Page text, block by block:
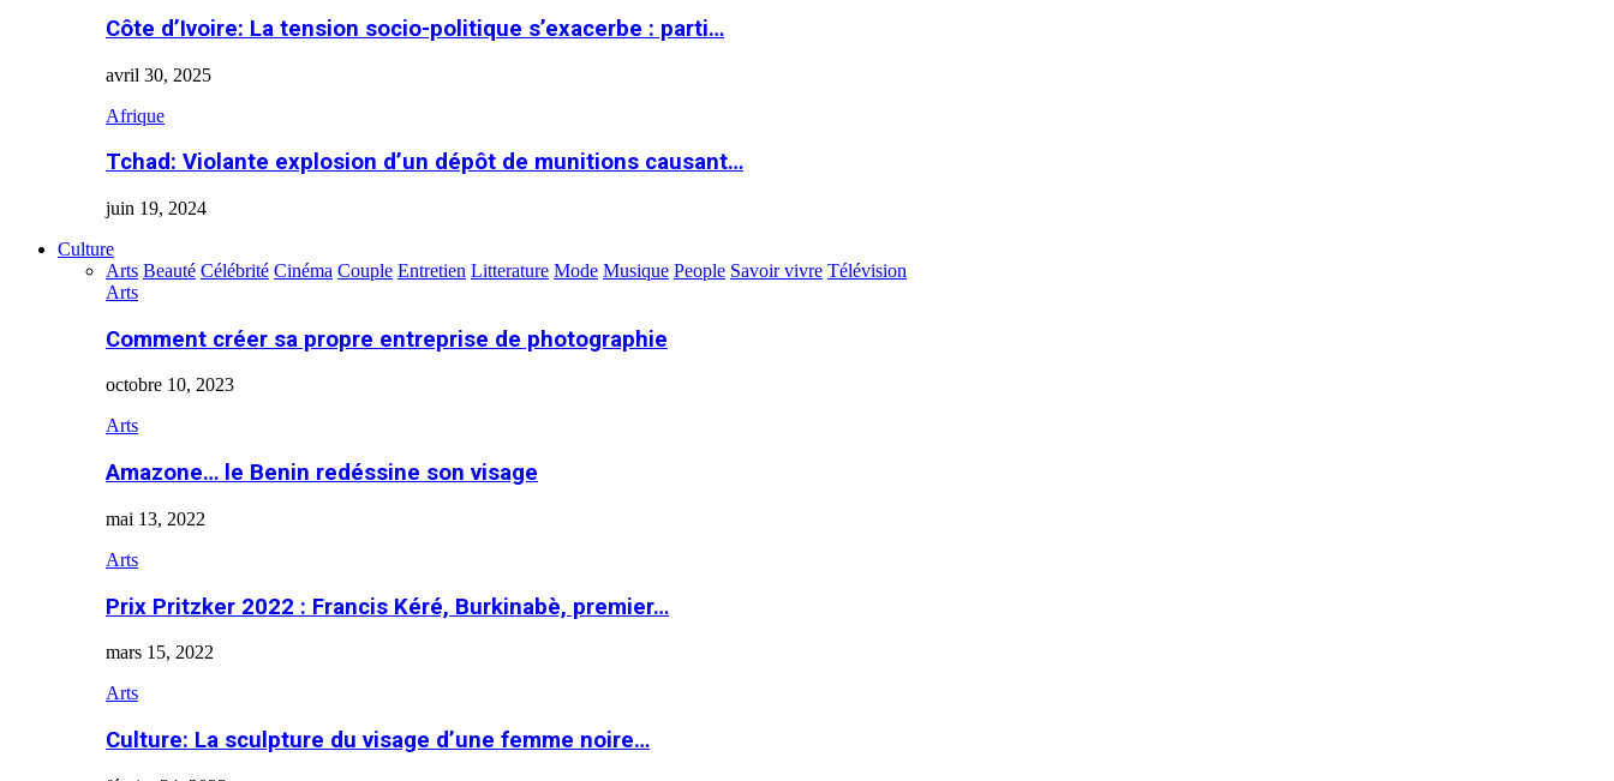
Côte d’Ivoire: La tension socio-politique s’exacerbe : parti…
avril 30, 2025
Afrique
Tchad: Violante explosion d’un dépôt de munitions causant…
juin 19, 2024
Culture
Arts Beauté Célébrité Cinéma Couple Entretien Litterature Mode Musique People Savoir vivre Télévision
Arts
Comment créer sa propre entreprise de photographie
octobre 10, 2023
Arts
Amazone… le Benin redéssine son visage
mai 13, 2022
Arts
Prix Pritzker 2022 : Francis Kéré, Burkinabè, premier…
mars 15, 2022
Arts
Culture: La sculpture du visage d’une femme noire…